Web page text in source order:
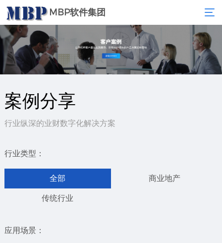
MBP软件集团
案例分享
行业纵深的业财数字化解决方案
行业类型：
全部 商业地产
传统行业
应用场景：